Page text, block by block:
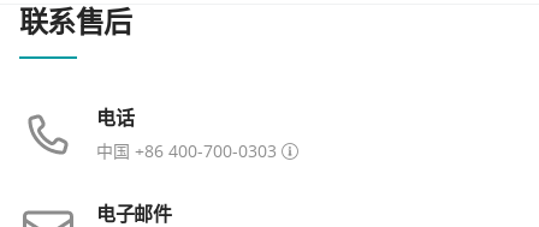
联系售后
电话
中国 +86 400-700-0303
电子邮件